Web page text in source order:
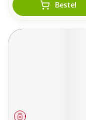
Bestel
Geneesmiddel